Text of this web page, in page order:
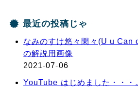
最近の投稿じゃ
なみのすけ悠々閑々(U u Can
の解説用画像
2021-07-06
YouTube はじめました・・・